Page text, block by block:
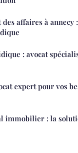
affaires à annecy
: avocat
expert pour vos
immobilier : la